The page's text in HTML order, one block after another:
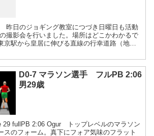
昨日のジョギング教室につづき日曜日も活動
撮影会を行いました。場所はどこかわかるで
京駅から皇居に伸びる直線の行幸道路（地図
めで近隣の環境とここ自身の雰囲気もいいと
ここを使いました。ランステで着替えて集合
、４０分の撮影会後、皇居ランを楽しまれた
で、暫くは駒沢公園か皇居にしようと思って
D0-7 マラソン選手 フルPB 2:06
男29歳
29 fullPB 2:06 Ogur トップレベルのマラソン
スのフォーム。真下にフォア気味のフラット